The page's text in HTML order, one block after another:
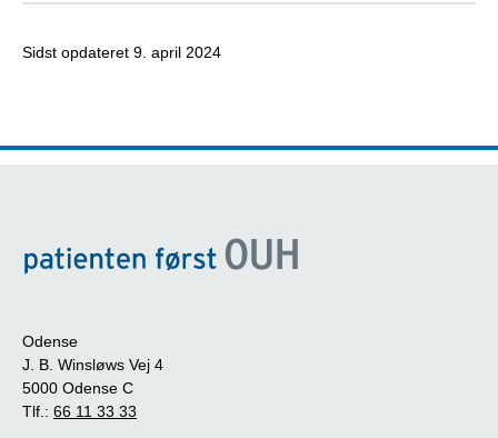
Sidst opdateret 9. april 2024
Odense
J. B. Winsløws Vej 4
5000 Odense C
Tlf.: 66 11 33 33